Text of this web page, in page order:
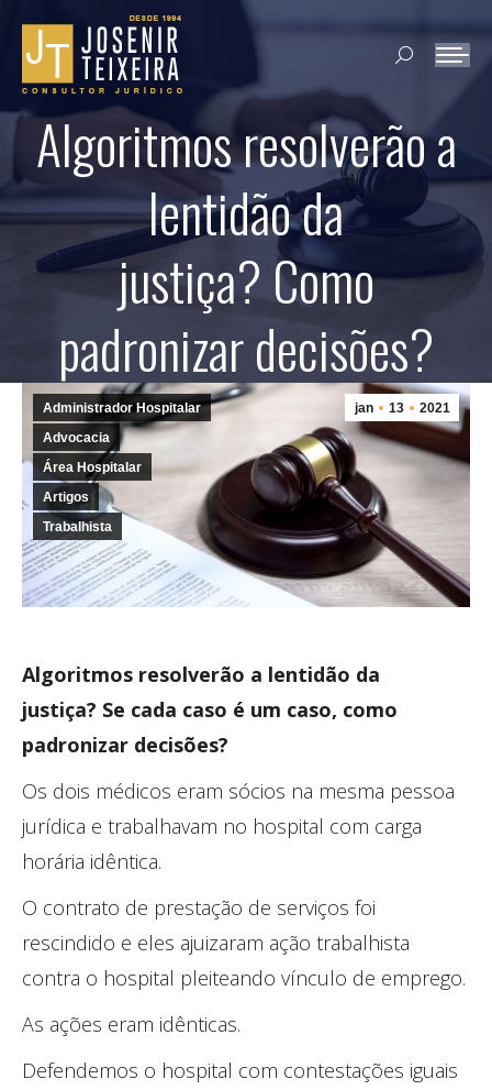
Search:
Algoritmos resolverão a
lentidão da
justiça? Como
padronizar decisões?
jan 13 2021
Administrador Hospitalar
Advocacia
Área Hospitalar
Artigos
Trabalhista
Algoritmos resolverão a lentidão da
justiça? Se cada caso é um caso, como
padronizar decisões?
Os dois médicos eram sócios na mesma pessoa
jurídica e trabalhavam no hospital com carga
horária idêntica.
O contrato de prestação de serviços foi
rescindido e eles ajuizaram ação trabalhista
contra o hospital pleiteando vínculo de emprego.
As ações eram idênticas.
Defendemos o hospital com contestações iguais